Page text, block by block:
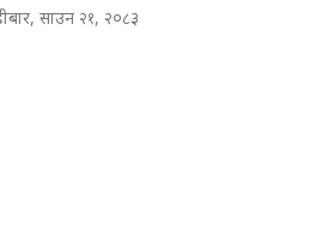
साउन २१, २०८३